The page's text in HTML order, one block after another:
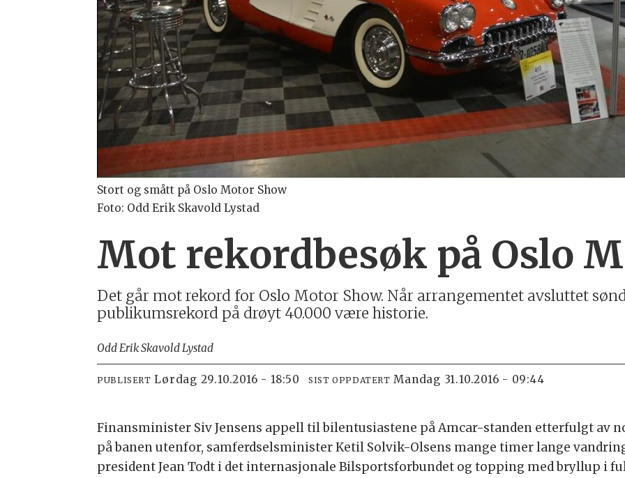
Stort og smått på Oslo Motor Show
Foto: Odd Erik Skavold Lystad
Mot rekordbesøk på Oslo
Det går mot rekord for Oslo Motor Show. Når arrangementet avsluttet
publikumsrekord på drøyt 40.000 være historie.
Odd Erik Skavold Lystad
PUBLISERT lørdag 29.10.2016 - 18:50 SIST OPPDATERT mandag 31.10.2016 - 09:44
Finansminister Siv Jensens appell til bilentusiastene på Amcar-standen etterfulgt av
på banen utenfor, samferdselsminister Ketil Solvik-Olsens mange timer lange
president Jean Todt i det internasjonale Bilsportsforbundet og topping med bryllup i